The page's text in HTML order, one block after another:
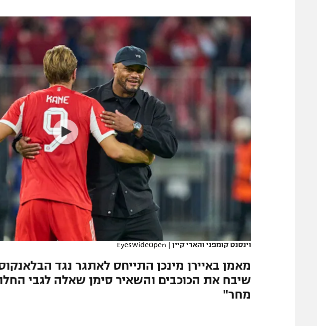
תקנון משתתפים וזוכים בפרסים
תקנון עבור פעילות אלקטרה
תקנון עבור פעילות ספורט 1 – "מרלן"
טניס
גיימינג E-Sports
מדיניות פרטיות
תקנון פעילות ספורט 1
רשיון להקרנה פומבית לבית עסק
הצטרפות לחבילת הערוצים
לוח דרושים – ג'ובנט
הפועל תל אביב
הפועל באר שבע
מכבי נתניה
בני יהודה
ליגה
ליגה
ליגות
וינסנט קומפני והארי קיין |
EyesWideOpen
מאמן באיירן מינכן התייחס לאתגר נגד
שיבח את הכוכבים והשאיר סימן שאלה לגבי
מחר"